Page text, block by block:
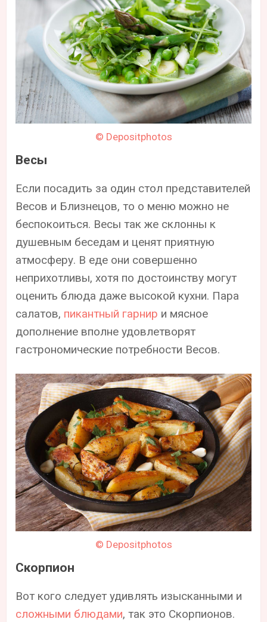
© Depositphotos
Весы
Если посадить за один стол представителей
Весов и Близнецов, то о меню можно не
беспокоиться. Весы так же склонны к
душевным беседам и ценят приятную
атмосферу. В еде они совершенно
неприхотливы, хотя по достоинству могут
оценить блюда даже высокой кухни. Пара
салатов, пикантный гарнир и мясное
дополнение вполне удовлетворят
гастрономические потребности Весов.
© Depositphotos
Скорпион
Вот кого следует удивлять изысканными и
сложными блюдами, так это Скорпионов.